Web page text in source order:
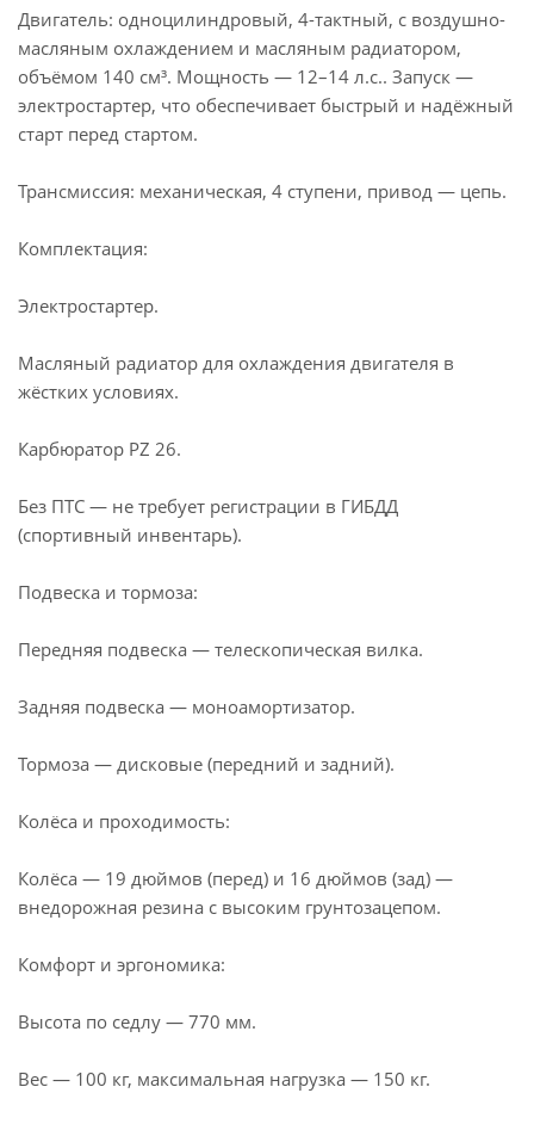
Двигатель: одноцилиндровый, 4-тактный, с воздушно-
масляным охлаждением и масляным радиатором,
объёмом 140 см³. Мощность — 12–14 л.с.. Запуск —
электростартер, что обеспечивает быстрый и надёжный
старт перед стартом.
Трансмиссия: механическая, 4 ступени, привод — цепь.
Комплектация:
Электростартер.
Масляный радиатор для охлаждения двигателя в
жёстких условиях.
Карбюратор PZ 26.
Без ПТС — не требует регистрации в ГИБДД
(спортивный инвентарь).
Подвеска и тормоза:
Передняя подвеска — телескопическая вилка.
Задняя подвеска — моноамортизатор.
Тормоза — дисковые (передний и задний).
Колёса и проходимость:
Колёса — 19 дюймов (перед) и 16 дюймов (зад) —
внедорожная резина с высоким грунтозацепом.
Комфорт и эргономика:
Высота по седлу — 770 мм.
Вес — 100 кг, максимальная нагрузка — 150 кг.